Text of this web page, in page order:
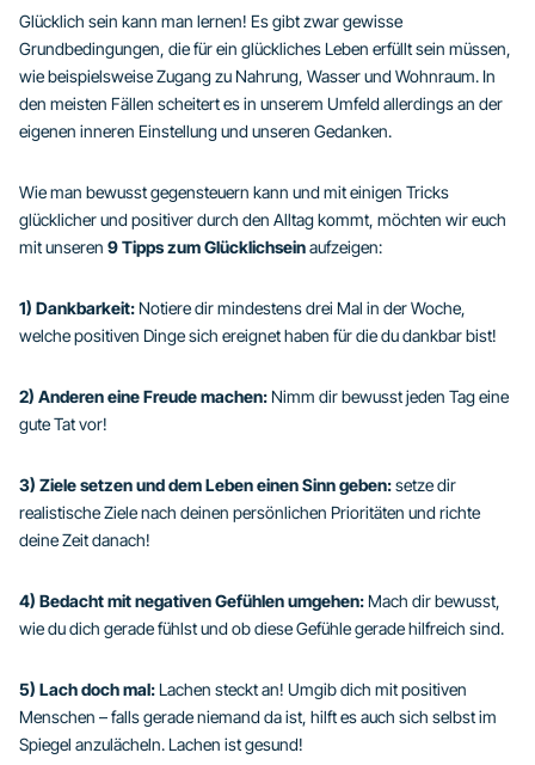
Glücklich sein kann man lernen! Es gibt zwar gewisse
Grundbedingungen, die für ein glückliches Leben erfüllt sein müssen,
wie beispielsweise Zugang zu Nahrung, Wasser und Wohnraum. In
den meisten Fällen scheitert es in unserem Umfeld allerdings an der
eigenen inneren Einstellung und unseren Gedanken.
Wie man bewusst gegensteuern kann und mit einigen Tricks
glücklicher und positiver durch den Alltag kommt, möchten wir euch
mit unseren 9 Tipps zum Glücklichseinaufzeigen:
1) Dankbarkeit: Notiere dir mindestens drei Mal in der Woche,
welche positiven Dinge sich ereignet haben für die du dankbar bist!
2) Anderen eine Freude machen: Nimm dir bewusst jeden Tag eine
gute Tat vor!
3) Ziele setzen und dem Leben einen Sinn geben:setze dir
realistische Ziele nach deinen persönlichen Prioritäten und richte
deine Zeit danach!
4) Bedacht mit negativen Gefühlen umgehen: Mach dir bewusst,
wie du dich gerade fühlst und ob diese Gefühle gerade hilfreich sind.
5) Lach doch mal: Lachen steckt an! Umgib dich mit positiven
Menschen – falls gerade niemand da ist, hilft es auch sich selbst im
Spiegel anzulächeln. Lachen ist gesund!